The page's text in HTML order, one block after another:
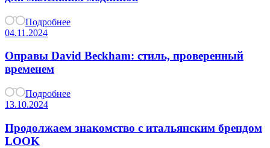
Подробнее
04.11.2024
Оправы David Beckham: стиль, проверенный
временем
Подробнее
13.10.2024
Продолжаем знакомство с итальянским брендом
LOOK